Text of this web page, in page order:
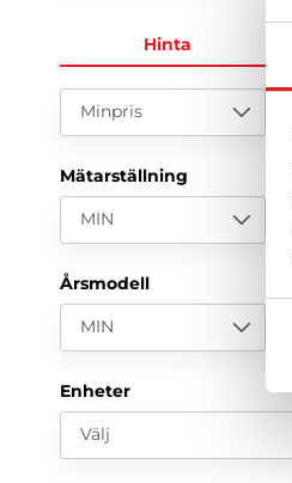
Hinta
Minpris
Mätarställning
MIN
Årsmodell
MIN
Enheter
Välj